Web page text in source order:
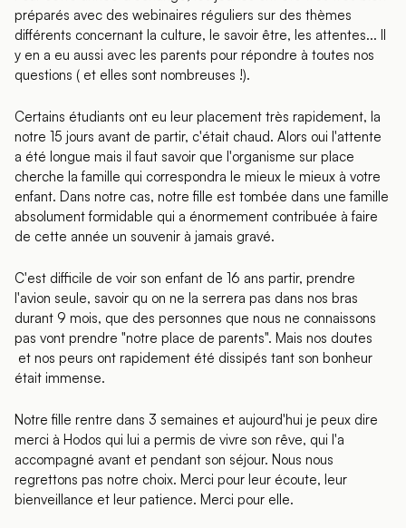
préparés avec des webinaires réguliers sur des thèmes
différents concernant la culture, le savoir être, les attentes... Il
y en a eu aussi avec les parents pour répondre à toutes nos
questions ( et elles sont nombreuses !).
Certains étudiants ont eu leur placement très rapidement, la
notre 15 jours avant de partir, c'était chaud. Alors oui l'attente
a été longue mais il faut savoir que l'organisme sur place
cherche la famille qui correspondra le mieux le mieux à votre
enfant. Dans notre cas, notre fille est tombée dans une famille
absolument formidable qui a énormement contribuée à faire
de cette année un souvenir à jamais gravé.
C'est difficile de voir son enfant de 16 ans partir, prendre
l'avion seule, savoir qu on ne la serrera pas dans nos bras
durant 9 mois, que des personnes que nous ne connaissons
pas vont prendre "notre place de parents". Mais nos doutes
et nos peurs ont rapidement été dissipés tant son bonheur
était immense.
Notre fille rentre dans 3 semaines et aujourd'hui je peux dire
merci à Hodos qui lui a permis de vivre son rêve, qui l'a
accompagné avant et pendant son séjour. Nous nous
regrettons pas notre choix. Merci pour leur écoute, leur
bienveillance et leur patience. Merci pour elle.